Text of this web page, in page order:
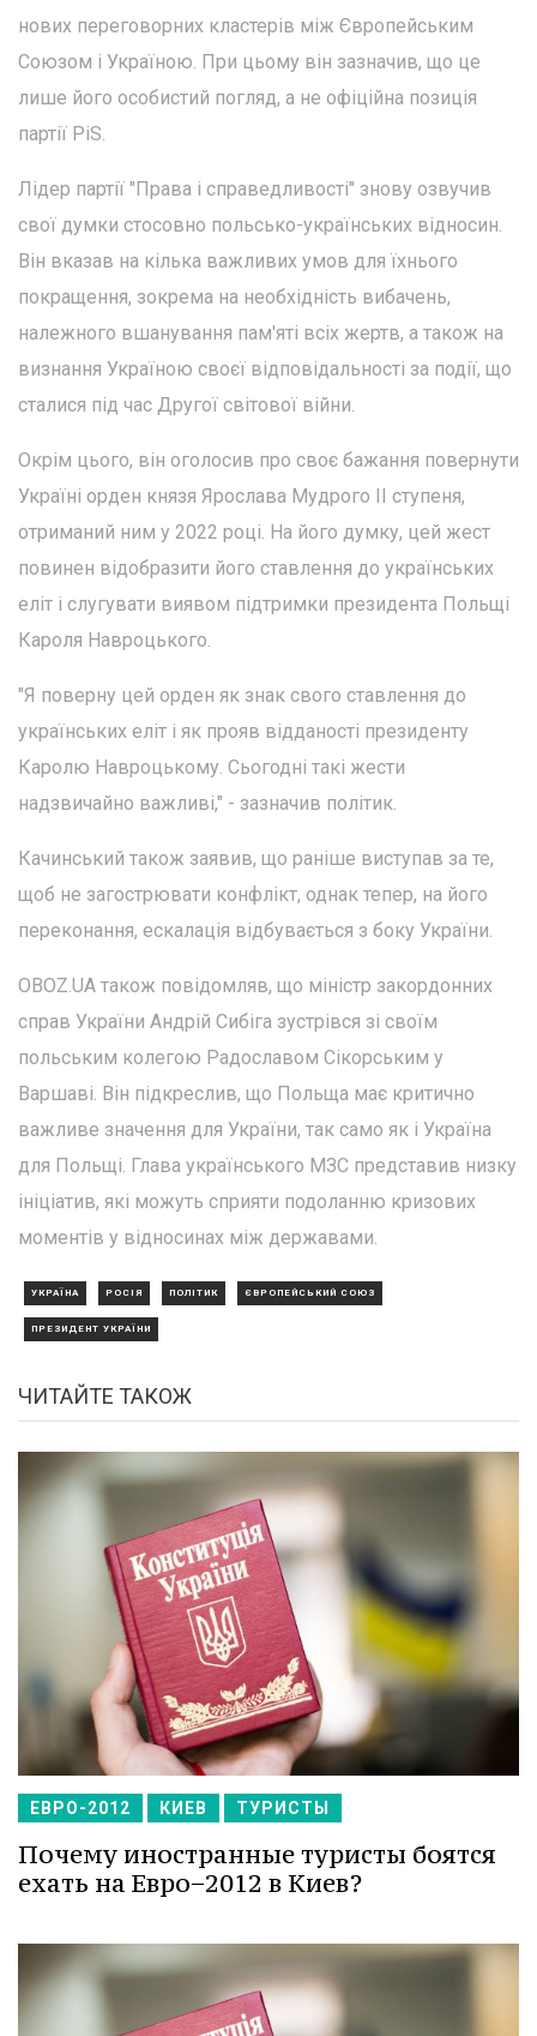
нових переговорних кластерів між Європейським
Союзом і Україною. При цьому він зазначив, що це
лише його особистий погляд, а не офіційна позиція
партії PiS.
Лідер партії "Права і справедливості" знову озвучив
свої думки стосовно польсько-українських відносин.
Він вказав на кілька важливих умов для їхнього
покращення, зокрема на необхідність вибачень,
належного вшанування пам'яті всіх жертв, а також на
визнання Україною своєї відповідальності за події, що
сталися під час Другої світової війни.
Окрім цього, він оголосив про своє бажання повернути
Україні орден князя Ярослава Мудрого II ступеня,
отриманий ним у 2022 році. На його думку, цей жест
повинен відобразити його ставлення до українських
еліт і слугувати виявом підтримки президента Польщі
Кароля Навроцького.
"Я поверну цей орден як знак свого ставлення до
українських еліт і як прояв відданості президенту
Каролю Навроцькому. Сьогодні такі жести
надзвичайно важливі," - зазначив політик.
Качинський також заявив, що раніше виступав за те,
щоб не загострювати конфлікт, однак тепер, на його
переконання, ескалація відбувається з боку України.
OBOZ.UA також повідомляв, що міністр закордонних
справ України Андрій Сибіга зустрівся зі своїм
польським колегою Радославом Сікорським у
Варшаві. Він підкреслив, що Польща має критично
важливе значення для України, так само як і Україна
для Польщі. Глава українського МЗС представив низку
ініціатив, які можуть сприяти подоланню кризових
моментів у відносинах між державами.
УКРАЇНА РОСІЯ ПОЛІТИК ЄВРОПЕЙСЬКИЙ СОЮЗ
ПРЕЗИДЕНТ УКРАЇНИ
ЧИТАЙТЕ ТАКОЖ
ЕВРО-2012 КИЕВ ТУРИСТЫ
Почему иностранные туристы боятся
ехать на Евро−2012 в Киев?